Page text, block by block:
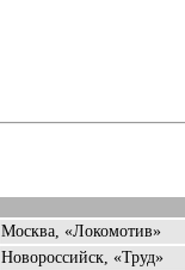
Москва, «Локомотив»
Новороссийск, «Труд»